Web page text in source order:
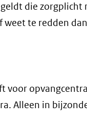
die zorgplicht
te redden
voor
Alleen in